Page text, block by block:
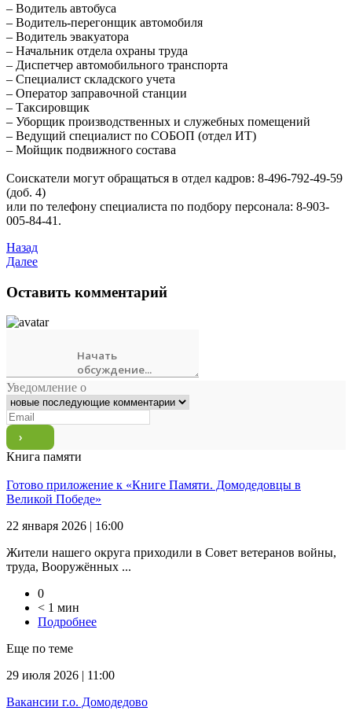
– Водитель автобуса
– Водитель-перегонщик автомобиля
– Водитель эвакуатора
– Начальник отдела охраны труда
– Диспетчер автомобильного транспорта
– Специалист складского учета
– Оператор заправочной станции
– Таксировщик
– Уборщик производственных и служебных помещений
– Ведущий специалист по СОБОП (отдел ИТ)
– Мойщик подвижного состава
Соискатели могут обращаться в отдел кадров: 8-496-792-49-59
(доб. 4)
или по телефону специалиста по подбору персонала: 8-903-
005-84-41.
Назад
Далее
Оставить комментарий
Уведомление о
Книга памяти
Готово приложение к «Книге Памяти. Домодедовцы в
Великой Победе»
22 января 2026 | 16:00
Жители нашего округа приходили в Совет ветеранов войны,
труда, Вооружённых ...
0
< 1 мин
Подробнее
Еще по теме
29 июля 2026 | 11:00
Вакансии г.о. Домодедово